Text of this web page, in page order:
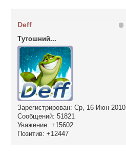
Deff
Тутошний...
Зарегистрирован: Ср, 16 Июн 2010
Сообщений: 51821
Уважение: +15602
Позитив: +12447